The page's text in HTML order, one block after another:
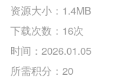
资源大小：1.4MB
下载次数：16次
时间：2026.01.05
所需积分：20